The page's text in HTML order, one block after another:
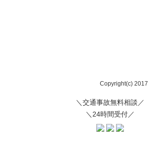
Copyright(c) 2017
＼交通事故無料相談／
＼24時間受付／